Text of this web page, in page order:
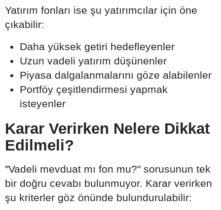
Yatırım fonları ise şu yatırımcılar için öne
çıkabilir:
Daha yüksek getiri hedefleyenler
Uzun vadeli yatırım düşünenler
Piyasa dalgalanmalarını göze alabilenler
Portföy çeşitlendirmesi yapmak
isteyenler
Karar Verirken Nelere Dikkat
Edilmeli?
"Vadeli mevduat mı fon mu?" sorusunun tek
bir doğru cevabı bulunmuyor. Karar verirken
şu kriterler göz önünde bulundurulabilir: